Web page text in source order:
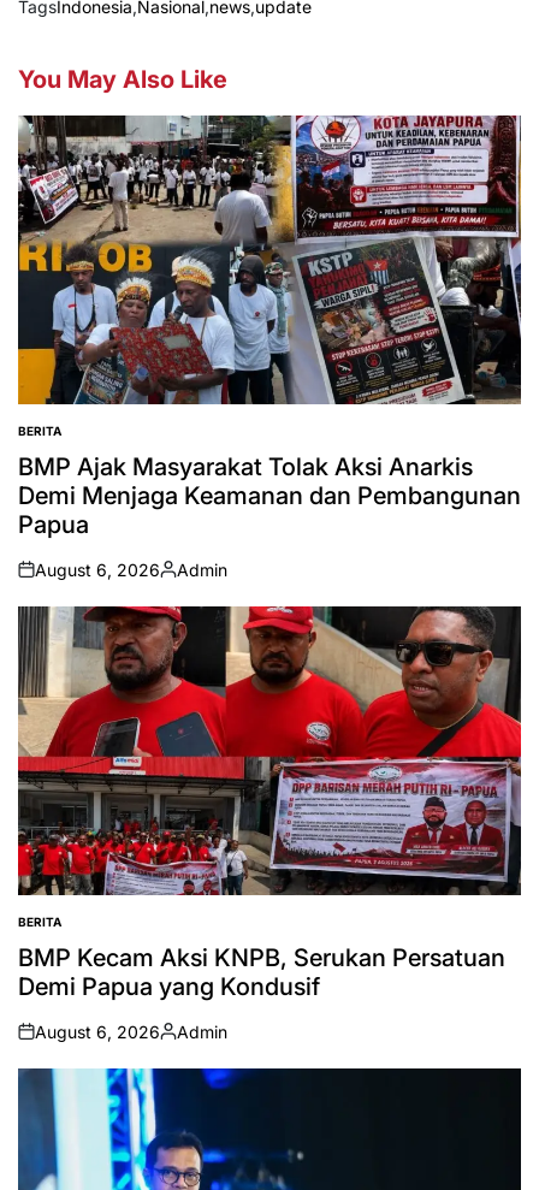
TagsIndonesia,Nasional,news,update
You May Also Like
POSTED
IN
BERITA
BMP Ajak Masyarakat Tolak Aksi Anarkis
Demi Menjaga Keamanan dan Pembangunan
Papua
on
August 6, 2026
Posted
by
Admin
POSTED
IN
BERITA
BMP Kecam Aksi KNPB, Serukan Persatuan
Demi Papua yang Kondusif
on
August 6, 2026
Posted
by
Admin